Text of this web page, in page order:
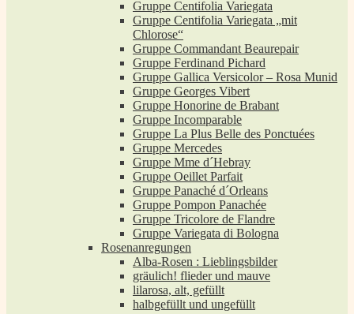
Gruppe Centifolia Variegata
Gruppe Centifolia Variegata „mit
Chlorose“
Gruppe Commandant Beaurepair
Gruppe Ferdinand Pichard
Gruppe Gallica Versicolor – Rosa Munid
Gruppe Georges Vibert
Gruppe Honorine de Brabant
Gruppe Incomparable
Gruppe La Plus Belle des Ponctuées
Gruppe Mercedes
Gruppe Mme d´Hebray
Gruppe Oeillet Parfait
Gruppe Panaché d´Orleans
Gruppe Pompon Panachée
Gruppe Tricolore de Flandre
Gruppe Variegata di Bologna
Rosenanregungen
Alba-Rosen : Lieblingsbilder
gräulich! flieder und mauve
lilarosa, alt, gefüllt
halbgefüllt und ungefüllt